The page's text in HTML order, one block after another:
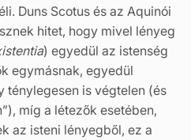
Duns Scotus és az Aquinói
hitet, hogy mivel lényeg
) egyedül az istenség
egymásnak, egyedül
ténylegesen is végtelen (és
míg a létezők esetében,
az isteni lényegből, ez a